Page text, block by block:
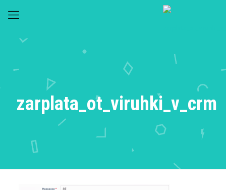
zarplata_ot_viruhki_v_crm